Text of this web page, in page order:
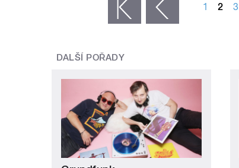
‹ předchozí 1 2 3
DALŠÍ POŘADY